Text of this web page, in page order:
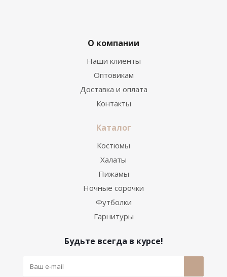
О компании
Наши клиенты
Оптовикам
Доставка и оплата
Контакты
Каталог
Костюмы
Халаты
Пижамы
Ночные сорочки
Футболки
Гарнитуры
Будьте всегда в курсе!